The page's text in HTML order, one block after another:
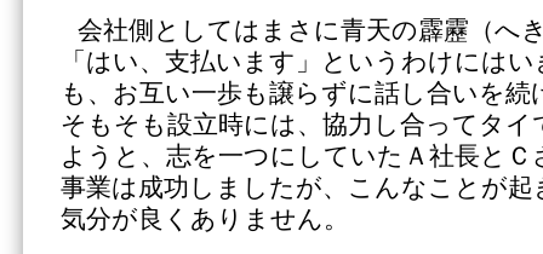
会社側としてはまさに青天の霹靂（へ
「はい、支払います」というわけには
も、お互い一歩も譲らずに話し合いを続
そもそも設立時には、協力し合ってタイ
ようと、志を一つにしていたＡ社長と
事業は成功しましたが、こんなことが
気分が良くありません。